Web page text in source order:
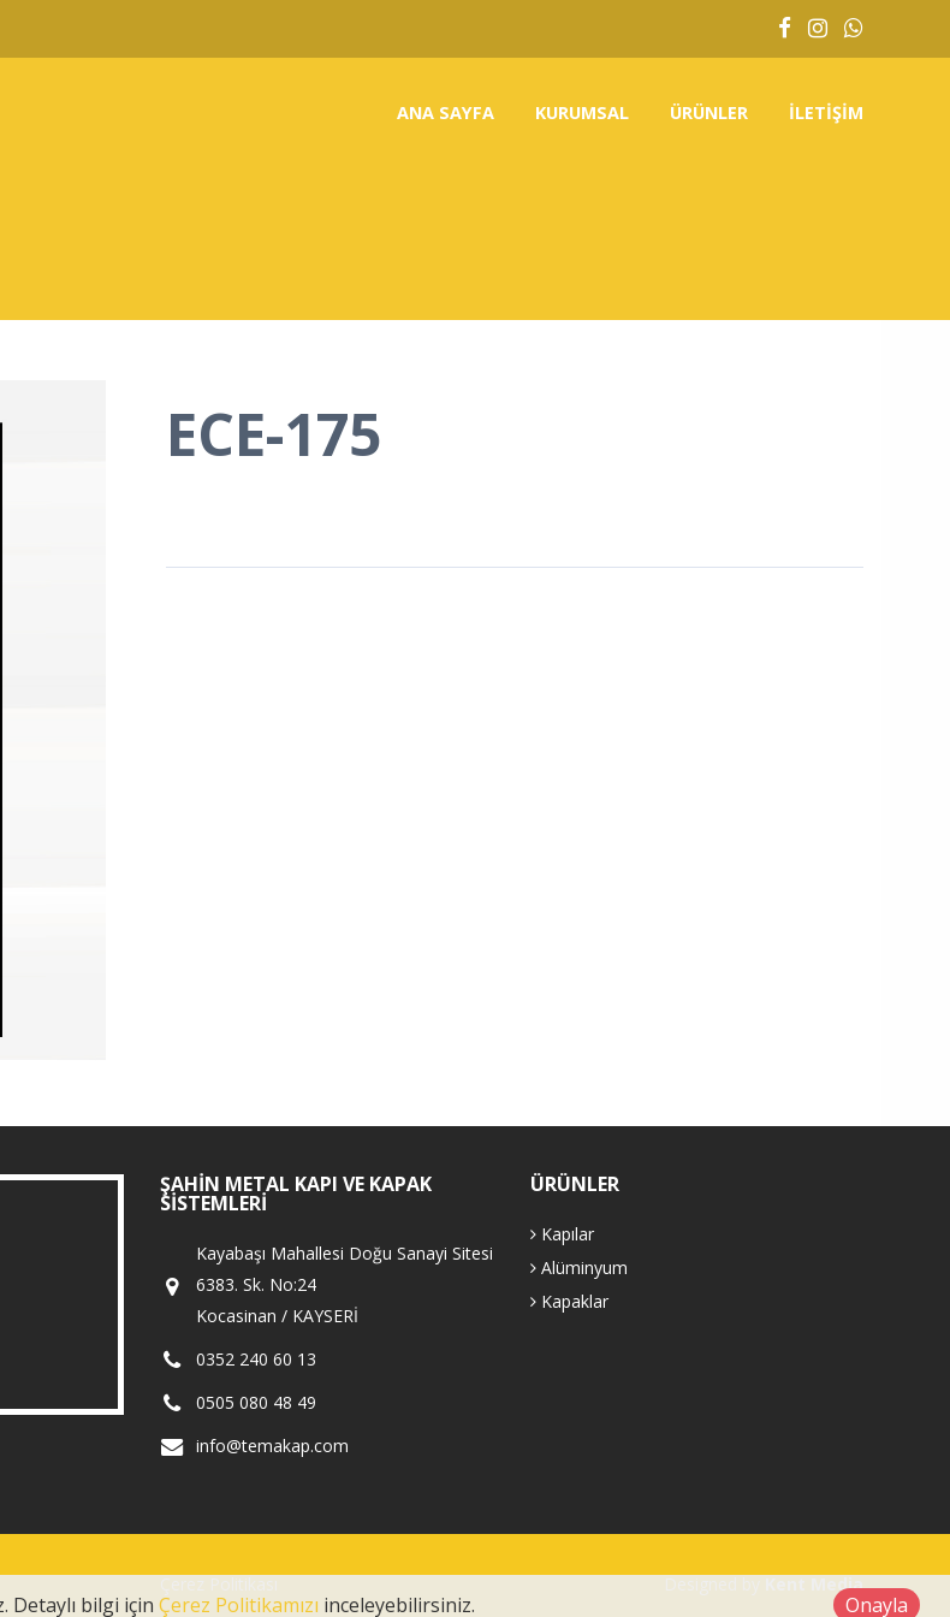
ANA SAYFA KURUMSAL ÜRÜNLER İLETIŞIM
ECE-175
ŞAHIN METAL KAPI VE KAPAK
SISTEMLERI
Kayabaşı Mahallesi Doğu Sanayi Sitesi
6383. Sk. No:24
Kocasinan / KAYSERİ
0352 240 60 13
0505 080 48 49
info@temakap.com
ÜRÜNLER
Kapılar
Alüminyum
Kapaklar
Kent Media
Detaylı bilgi için Çerez Politikamızı inceleyebilirsiniz. Onayla